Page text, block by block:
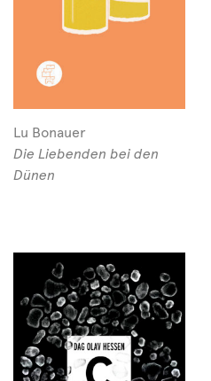
Lu Bonauer
Die Liebenden bei den
Dünen